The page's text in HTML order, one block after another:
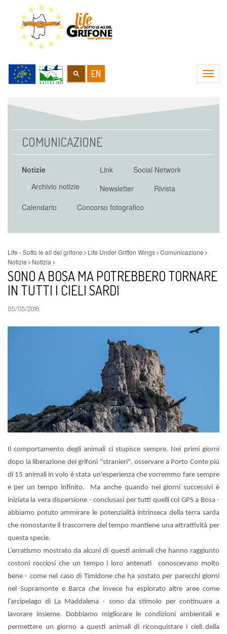
EN
COMUNICAZIONE
Notizie
Archivio notizie
Link
Social Network
Newsletter
Rivista
Calendario
Concorso fotografico
Life - Sotto le ali del grifone Life Under Griffon Wings Comunicazione
Notizie
Notizia
SONO A BOSA MA POTREBBERO TORNARE
IN TUTTI I CIELI SARDI
05/05/2018
Il comportamento degli animali ci stupisce sempre. Nei primi giorni
dopo la liberazione dei grifoni "stranieri", osservare a Porto Conte più
di 15 animali in volo è stata un'esperienza che vorremmo fare sempre
e per un tempo infinito.
Ma anche quando nei giorni successivi è
iniziata la vera dispersione - conclusasi per tutti quelli col GPS a Bosa -
abbiamo potuto ammirare le potenzialità intrinseca della terra sarda
che nonostante il trascorrere del tempo mantiene una attrattività per
questa specie.
L’erratismo mostrato da alcuni di questi animali che hanno raggiunto
costoni rocciosi che un tempo i loro antenati
conoscevano molto
bene - come nel caso di Timidone che ha sostato per parecchi giorni
nel Supramonte e Barca che invece ha esplorato altre aree come
l’arcipelago di La Maddalena - sono da stimolo per continuare a
lavorare insieme. Dobbiamo migliorare le condizioni ambientali e
permettere un giorno a questi animali di riconquistare i cieli della